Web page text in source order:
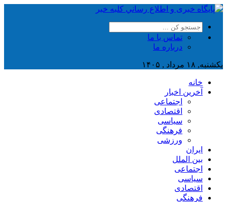
تماس با ما
درباره ما
یکشنبه, ۱۸ مرداد , ۱۴۰۵
خانه
آخرین اخبار
اجتماعی
اقتصادی
سیاسی
فرهنگی
ورزشی
ایران
بین الملل
اجتماعی
سیاسی
اقتصادی
فرهنگی